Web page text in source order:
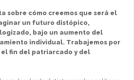
sobre cómo creemos que será el
un futuro distópico,
bajo un aumento del
individual. Trabajemos por
fin del patriarcado y del